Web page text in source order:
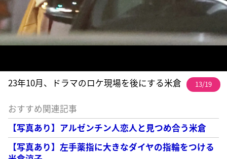
23年10月、ドラマのロケ現場を後にする米倉 13/19
おすすめ関連記事
【写真あり】アルゼンチン人恋人と見つめ合う米倉
【写真あり】左手薬指に大きなダイヤの指輪をつける